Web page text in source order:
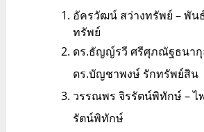
อัครวัฒน์ สว่างทรัพย์ – พัน
ทรัพย์
ดร.ธัญญ์รวี ศรีศุภณัฐธนากุ
ดร.บัญชาพงษ์ รักทรัพย์สิน
วรรณพร จิรรัตน์พิทักษ์ – ไ
รัตน์พิทักษ์